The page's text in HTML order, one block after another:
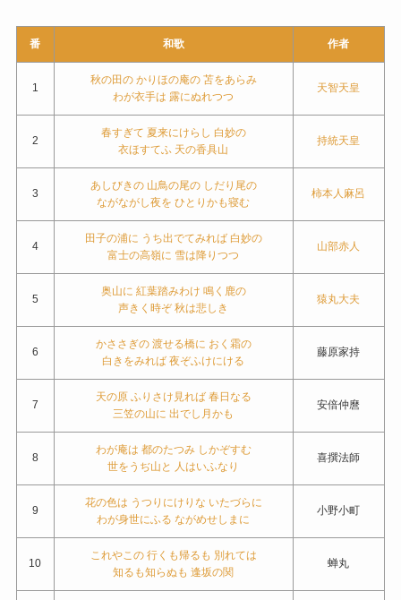
番 和歌 作者
1
秋の田の かりほの庵の 苫をあらみ
わが衣手は 露にぬれつつ
天智天皇
2
春すぎて 夏来にけらし 白妙の
衣ほすてふ 天の香具山
持統天皇
3
あしびきの 山鳥の尾の しだり尾の
ながながし夜を ひとりかも寝む
柿本人麻呂
4
田子の浦に うち出でてみれば 白妙の
富士の高嶺に 雪は降りつつ
山部赤人
5
奥山に 紅葉踏みわけ 鳴く鹿の
声きく時ぞ 秋は悲しき
猿丸大夫
6
かささぎの 渡せる橋に おく霜の
白きをみれば 夜ぞふけにける
藤原家持
7
天の原 ふりさけ見れば 春日なる
三笠の山に 出でし月かも
安倍仲麿
8
わが庵は 都のたつみ しかぞすむ
世をうぢ山と 人はいふなり
喜撰法師
9
花の色は うつりにけりな いたづらに
わが身世にふる ながめせしまに
小野小町
10
これやこの 行くも帰るも 別れては
知るも知らぬも 逢坂の関
蝉丸